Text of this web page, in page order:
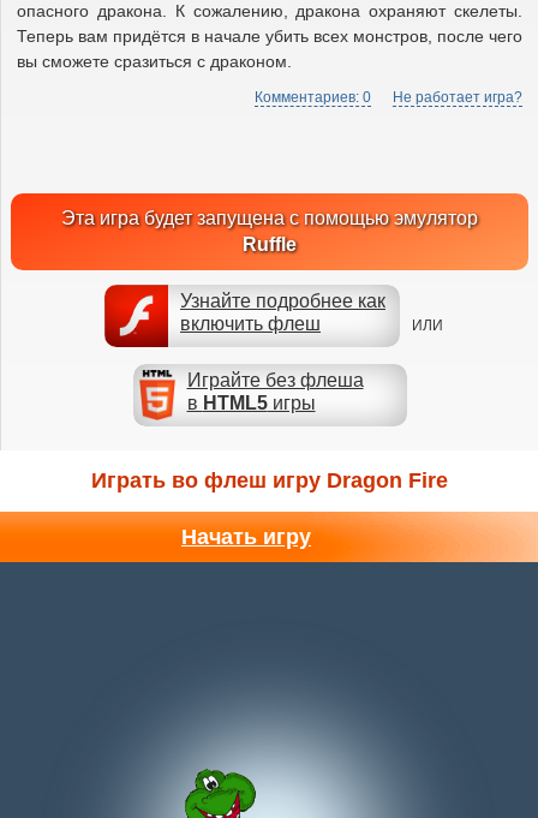
опасного дракона. К сожалению, дракона охраняют скелеты.
Теперь вам придётся в начале убить всех монстров, после чего
вы сможете сразиться с драконом.
Комментариев: 0 Не работает игра?
Эта игра будет запущена с помощью эмулятор
Ruffle
Узнайте подробнее как
включить флеш
ИЛИ
Играйте без флеша
в HTML5игры
Играть во флеш игру Dragon Fire
Начать игру